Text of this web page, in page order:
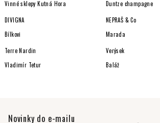
Vinné sklepy Kutná Hora
Duntze champagne
DIVIGNA
NEPRAŠ & Co
Bílkovi
Marada
Terre Nardin
Verýsek
Vladimír Tetur
Baláž